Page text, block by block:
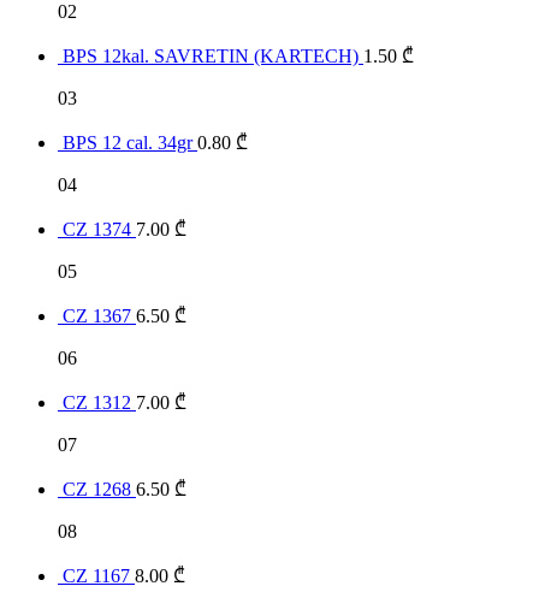
02
BPS 12kal. SAVRETIN (KARTECH) 1.50 ₾
03
BPS 12 cal. 34gr0.80 ₾
04
CZ 1374 7.00 ₾
05
CZ 1367 6.50 ₾
06
CZ 1312 7.00 ₾
07
CZ 1268 6.50 ₾
08
CZ 1167 8.00 ₾